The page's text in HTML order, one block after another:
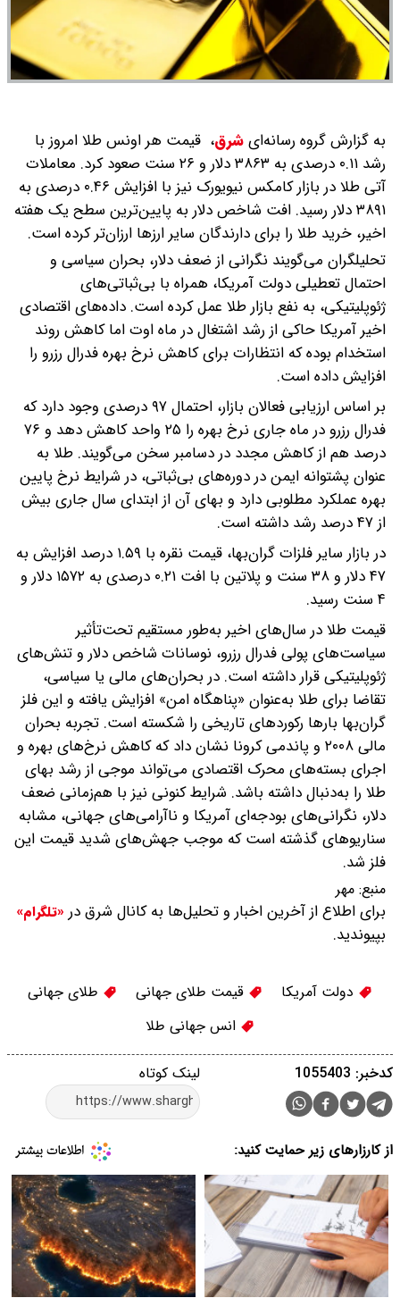
به گزارش گروه رسانه‌ایشرق، قیمت هر اونس طلا امروز با
رشد ۰.۱۱ درصدی به ۳۸۶۳ دلار و ۲۶ سنت صعود کرد. معاملات
آتی طلا در بازار کامکس نیویورک نیز با افزایش ۰.۴۶ درصدی به
۳۸۹۱ دلار رسید. افت شاخص دلار به پایین‌ترین سطح یک هفته
اخیر، خرید طلا را برای دارندگان سایر ارزها ارزان‌تر کرده است.
تحلیلگران می‌گویند نگرانی از ضعف دلار، بحران سیاسی و
احتمال تعطیلی دولت آمریکا، همراه با بی‌ثباتی‌های
ژئوپلیتیکی، به نفع بازار طلا عمل کرده است. داده‌های اقتصادی
اخیر آمریکا حاکی از رشد اشتغال در ماه اوت اما کاهش روند
استخدام بوده که انتظارات برای کاهش نرخ بهره فدرال رزرو را
افزایش داده است.
بر اساس ارزیابی فعالان بازار، احتمال ۹۷ درصدی وجود دارد که
فدرال رزرو در ماه جاری نرخ بهره را ۲۵ واحد کاهش دهد و ۷۶
درصد هم از کاهش مجدد در دسامبر سخن می‌گویند. طلا به
عنوان پشتوانه ایمن در دوره‌های بی‌ثباتی، در شرایط نرخ پایین
بهره عملکرد مطلوبی دارد و بهای آن از ابتدای سال جاری بیش
از ۴۷ درصد رشد داشته است.
در بازار سایر فلزات گران‌بها، قیمت نقره با ۱.۵۹ درصد افزایش به
۴۷ دلار و ۳۸ سنت و پلاتین با افت ۰.۲۱ درصدی به ۱۵۷۲ دلار و
۴ سنت رسید.
قیمت طلا در سال‌های اخیر به‌طور مستقیم تحت‌تأثیر
سیاست‌های پولی فدرال رزرو، نوسانات شاخص دلار و تنش‌های
ژئوپلیتیکی قرار داشته است. در بحران‌های مالی یا سیاسی،
تقاضا برای طلا به‌عنوان «پناهگاه امن» افزایش یافته و این فلز
گران‌بها بارها رکوردهای تاریخی را شکسته است. تجربه بحران
مالی ۲۰۰۸ و پاندمی کرونا نشان داد که کاهش نرخ‌های بهره و
اجرای بسته‌های محرک اقتصادی می‌تواند موجی از رشد بهای
طلا را به‌دنبال داشته باشد. شرایط کنونی نیز با هم‌زمانی ضعف
دلار، نگرانی‌های بودجه‌ای آمریکا و ناآرامی‌های جهانی، مشابه
سناریوهای گذشته است که موجب جهش‌های شدید قیمت این
فلز شد.
منبع: مهر
برای اطلاع از آخرین اخبار و تحلیل‌ها به کانال شرق در «تلگرام»
بپیوندید.
دولت آمریکا قیمت طلای جهانی
طلای جهانی
انس جهانی طلا
لینک کوتاه کدخبر: 1055403
از کارزارهای زیر حمایت کنید: